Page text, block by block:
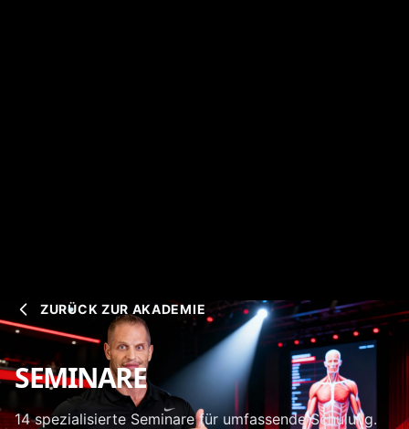
ZURÜCK ZUR AKADEMIE
SEMINARE
14 spezialisierte Seminare für umfassende Schulung.